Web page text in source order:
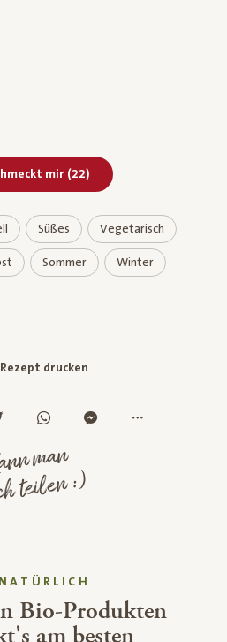
mir Bereits geliked
(22)
Süßes Vegetarisch
Sommer Winter
Rezept drucken
man
teilen :)
Bio-Produkten
am besten